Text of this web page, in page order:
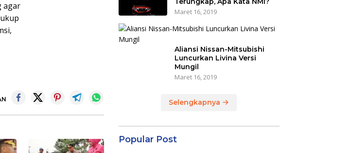
agar
Maret 16, 2019
Aliansi Nissan-Mitsubishi
Luncurkan Livina Versi
Mungil
Maret 16, 2019
Selengkapnya
Popular Post